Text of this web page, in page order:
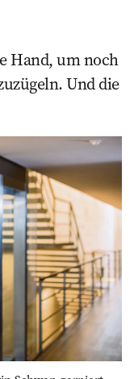
Hand, um noch
Und die